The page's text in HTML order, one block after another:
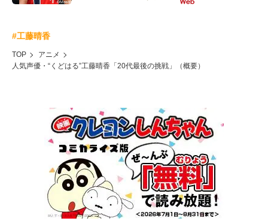
#工藤晴香
TOP
アニメ
人気声優・“くどはる”工藤晴香「20代最後の挑戦」（概要）